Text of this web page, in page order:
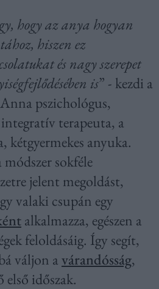
hogy az anya hogyan
hiszen ez
és nagy szerepet
is” - kezdi a
pszichológus,
terapeuta, a
kétgyermekes anyuka.
sokféle
jelent megoldást,
valaki csupán egy
alkalmazza, egészen a
feloldásáig. Így segít,
váljon avárandósság,
első időszak.